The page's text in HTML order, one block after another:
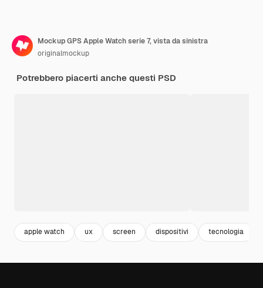
Mockup GPS Apple Watch serie 7, vista da sinistra
originalmockup
Potrebbero piacerti anche questi PSD
apple watch ux screen dispositivi tecnologia